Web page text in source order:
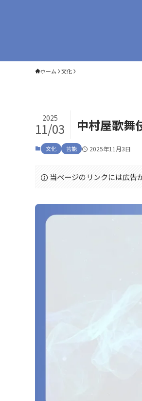
ホーム 文化
中村屋歌舞
2025
11/03
文化 芸能 2025年11月3日
当ページのリンクには広告